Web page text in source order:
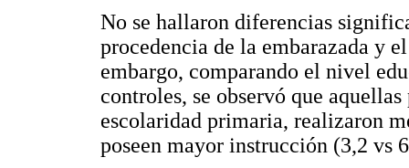
No se hallaron diferencias
procedencia de la embarazada y
embargo, comparando el nivel
controles, se observó que
escolaridad primaria, realizaron
poseen mayor instrucción (3,2 vs